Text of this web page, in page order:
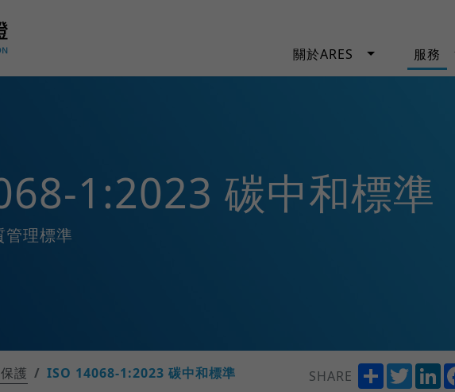
關於ARES
服務
1:2023 碳中和標準
管理標準
護 ISO 14068-1:2023 碳中和標準 SHARE Share